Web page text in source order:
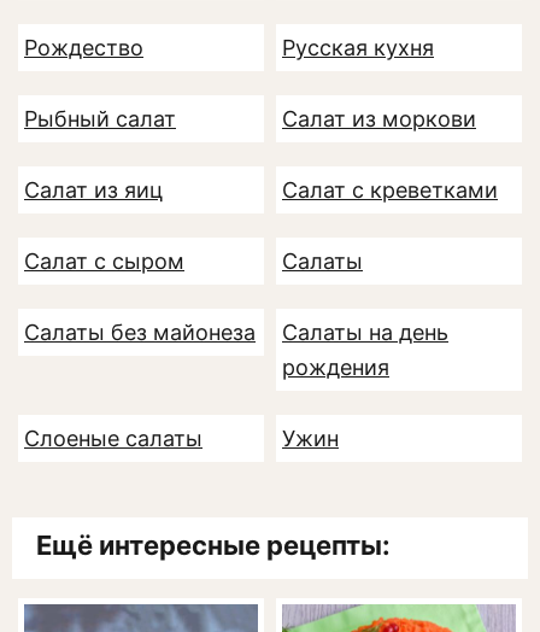
Рождество Русская кухня
Рыбный салат Салат из моркови
Салат из яиц Салат с креветками
Салат с сыром Салаты
Салаты без майонеза
Салаты на день
рождения
Слоеные салаты Ужин
Ещё интересные рецепты: